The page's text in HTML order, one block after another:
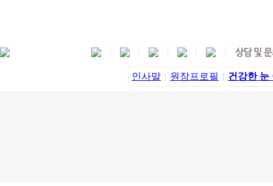
인사말 | 원장프로필 | 건강한 눈